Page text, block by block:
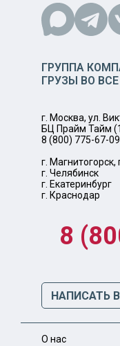
ГРУППА
ГРУЗЫ ВО
г. Москва, ул.
БЦ Прайм Тайм
8 (800) 775-67-09
г.
г. Челябинск
г. Екатеринбург
г. Краснодар
8
НАПИСАТЬ
О нас